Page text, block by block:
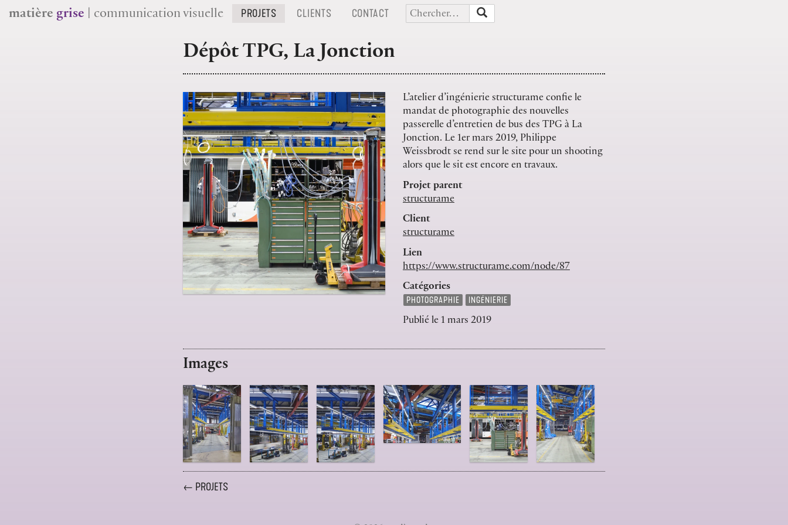
matière grise | communication visuelle PROJETS(CURRENT)
CLIENTS (CURRENT)
CONTACT(CURRENT)
Dépôt TPG, La Jonction
L’atelier d’ingénierie structurame confie le
mandat de photographie des nouvelles
passerelle d’entretien de bus des TPG à La
Jonction. Le 1er mars 2019, Philippe
Weissbrodt se rend sur le site pour un shooting
alors que le sit est encore en travaux.
Projet parent
structurame
Client
structurame
Lien
https://www.structurame.com/node/87
Catégories
PHOTOGRAPHIE INGÉNIERIE
Publié le 1 mars 2019
Images
← PROJETS